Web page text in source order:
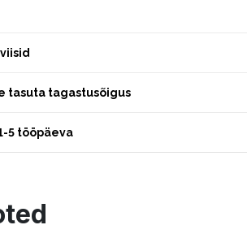
tasuta tagastusõigus
5 tööpäeva